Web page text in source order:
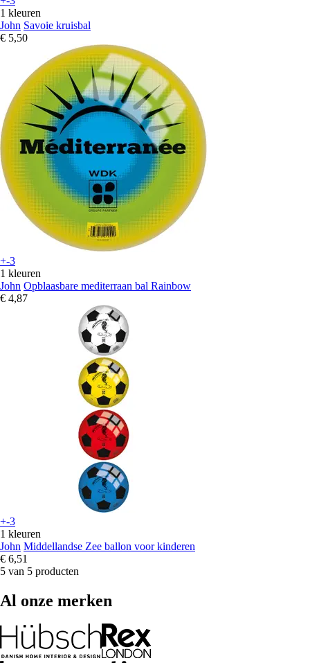
1 kleuren
John Savoie kruisbal
€ 5,50
+-3
1 kleuren
John Opblaasbare mediterraan bal Rainbow
€ 4,87
+-3
1 kleuren
John Middellandse Zee ballon voor kinderen
€ 6,51
5 van 5 producten
Al onze merken